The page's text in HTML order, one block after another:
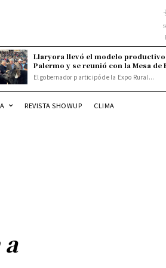
Llaryora llevó el modelo
Palermo y se reunió con la Mesa de
El gobernador participó de la Expo Rural...
REVISTA SHOWUP CLIMA